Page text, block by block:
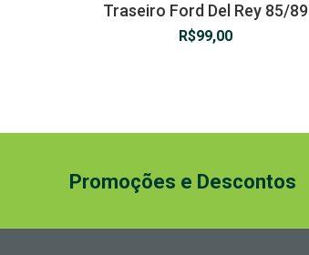
Traseiro Ford Del Rey 85/89
R$99,00
Promoções e Descontos